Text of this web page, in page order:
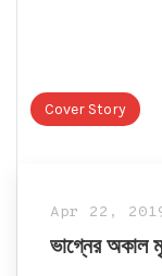
Cover Story
Apr 22,
ভাগ্নের অকাল